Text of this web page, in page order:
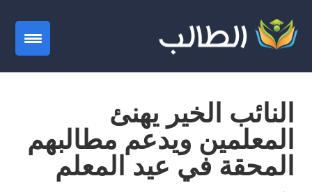
النائب الخير يهنئ
المعلمين ويدعم مطالبهم
المحقة في عيد المعلم